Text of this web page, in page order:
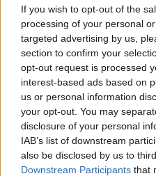
If you wish to opt-out of the
processing of your personal
targeted advertising by us,
section to confirm your
opt-out request is processed
interest-based ads based on
us or personal information
your opt-out. You may
disclosure of your personal
IAB’s list of downstream
also be disclosed by us to
Downstream Participants that
Entra nel
Inviaci le
i tuoi
Su
345 356